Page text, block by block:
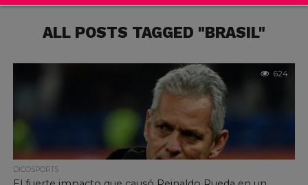
ALL POSTS TAGGED "BRASIL"
624
DICOSPORTS